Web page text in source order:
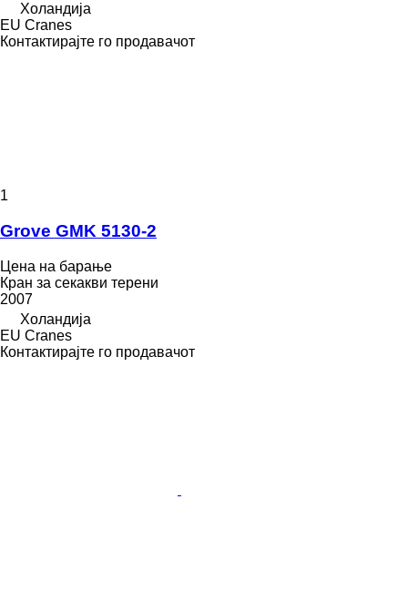
Холандија
EU Cranes
Контактирајте го продавачот
1
Grove GMK 5130-2
Цена на барање
Кран за секакви терени
2007
Холандија
EU Cranes
Контактирајте го продавачот